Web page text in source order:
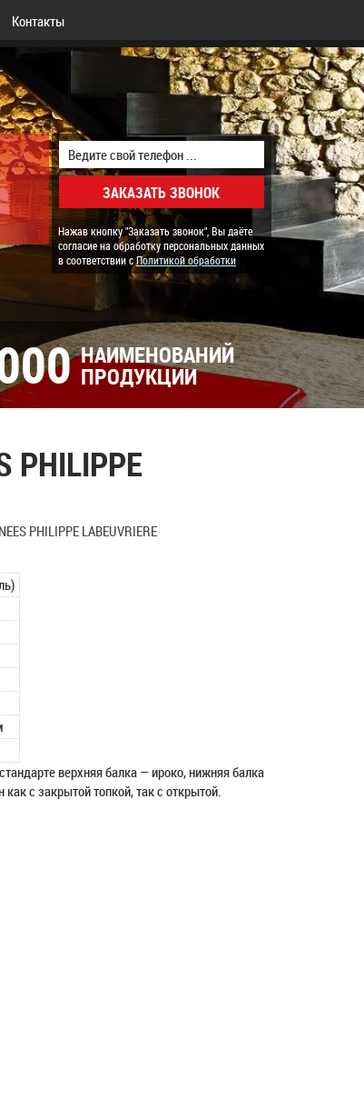
Контакты
Нажав кнопку "Заказать звонок", Вы даёте
согласие на обработку персональных данных
в соответствии сПолитикой обработки
НАИМЕНОВАНИЙ
ПРОДУКЦИИ
PHILIPPE LABEUVRIERE
верхняя балка — ироко, нижняя балка
с закрытой топкой, так с открытой.